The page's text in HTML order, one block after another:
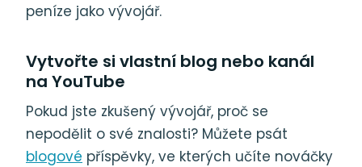
peníze jako vývojář.
Vytvořte si vlastní blog nebo kanál
na YouTube
Pokud jste zkušený vývojář, proč se
nepodělit o své znalosti? Můžete psát
blogové příspěvky, ve kterých učíte nováčky